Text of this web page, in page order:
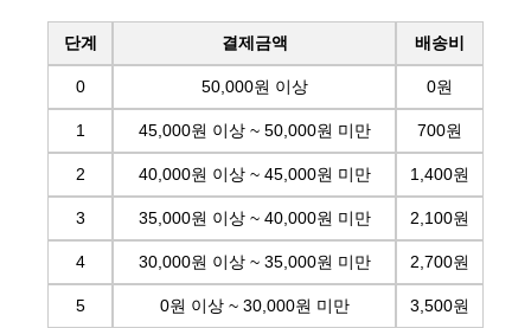
단계 결제금액 배송비
0 50,000원 이상 0원
1 45,000원 이상 ~ 50,000원 미만 700원
2 40,000원 이상 ~ 45,000원 미만 1,400원
3 35,000원 이상 ~ 40,000원 미만 2,100원
4 30,000원 이상 ~ 35,000원 미만 2,700원
5 0원 이상 ~ 30,000원 미만 3,500원